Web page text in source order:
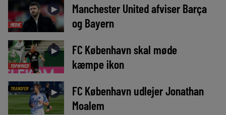
MEDIE
►
Manchester United afviser Barça
og Bayern
TOPNYHED
►
FC København skal møde
kæmpe ikon
TRANSFER ►
FC København udlejer Jonathan
Moalem